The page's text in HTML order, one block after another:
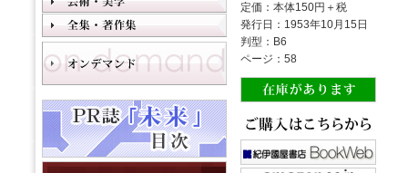
定価：本体150円＋税
発行日：1953年10月15日
判型：B6
ページ：58